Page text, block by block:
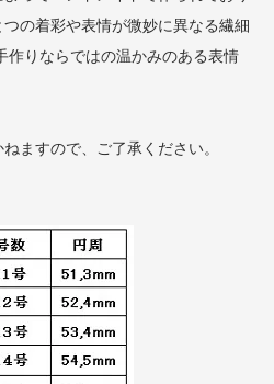
の着彩や表情が微妙に異なる繊細
作りならではの温かみのある表情
ますので、ご了承ください。